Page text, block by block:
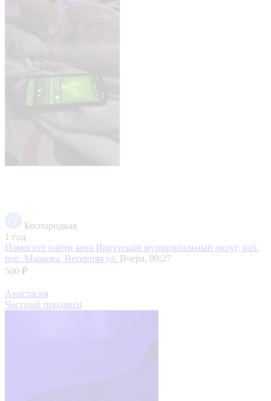
Беспородная
1 год
Помогите найти кота Иркутский муниципальный округ, раб.
пос. Маркова, Весенняя ул. Вчера, 09:27
500 ₽
Анастасия
Частный продавец